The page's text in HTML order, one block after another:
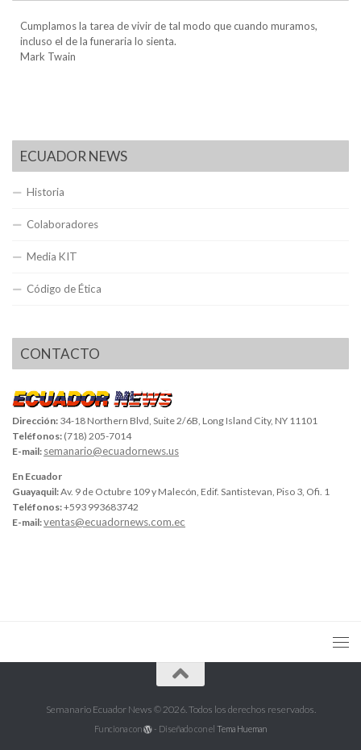
Cumplamos la tarea de vivir de tal modo que cuando muramos,
incluso el de la funeraria lo sienta.
Mark Twain
ECUADOR NEWS
Historia
Colaboradores
Media KIT
Código de Ética
CONTACTO
Dirección: 34-18 Northern Blvd, Suite 2/6B, Long Island City, NY 11101
Teléfonos: (718) 205-7014
E-mail: semanario@ecuadornews.us
En Ecuador
Guayaquil:Av. 9 de Octubre 109 y Malecón, Edif. Santistevan, Piso 3, Ofi. 1
Teléfonos:+593 993683742
E-mail:ventas@ecuadornews.com.ec
Semanario Ecuador News © 2026. Todos los derechos reservados.
Funciona con - Diseñado con el Tema Hueman